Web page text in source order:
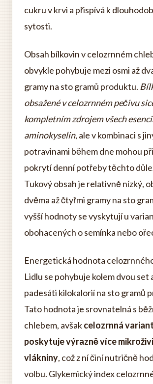
cukru v krvi a přispívá k
sytosti.
Obsah bílkovin v celozrnném
obvykle pohybuje mezi osmi až
gramy na sto gramů produktu.
obsažené v celozrnném pečivu
kompletním zdrojem všech
aminokyselin, ale v kombinaci s
potravinami během dne mohou
pokrytí denní potřeby těchto
Tukový obsah je relativně nízký,
dvěma až čtyřmi gramy na sto
vyšší hodnoty se vyskytují u
obohacených o semínka nebo
Energetická hodnota
Lidlu se pohybuje kolem dvou set
padesáti kilokalorií na sto gramů
Tato hodnota je srovnatelná s
chlebem, avšakcelozrnná
poskytuje výrazně více
vlákniny, což z ní činí nutričně
volbu. Glykemický index